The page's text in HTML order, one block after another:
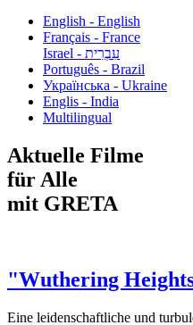
English - English
Français - France
עִבְרִית - Israel
Português - Brazil
Українська - Ukraine
Englis - India
Multilingual
Aktuelle Filme
für Alle
mit GRETA
"Wuthering
Eine leidenschaftliche und